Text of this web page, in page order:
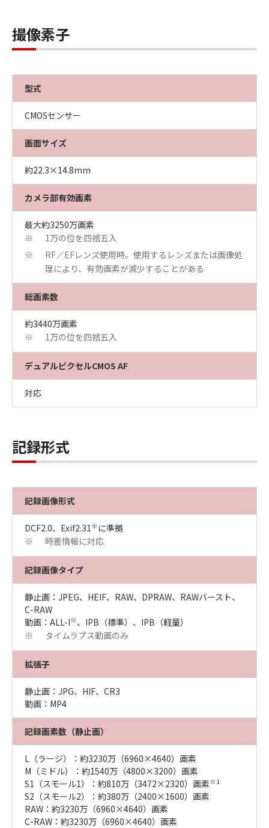
撮像素子
型式
CMOSセンサー
画面サイズ
約22.3×14.8mm
カメラ部有効画素
最大約3250万画素
※ 1万の位を四捨五入
※
RF／EFレンズ使用時。使用するレンズまたは画像処
理により、有効画素が減少することがある
総画素数
約3440万画素
※ 1万の位を四捨五入
デュアルピクセルCMOS AF
対応
記録形式
記録画像形式
DCF2.0、Exif2.31※ に準拠
※ 時差情報に対応
記録画像タイプ
静止画：JPEG、HEIF、RAW、DPRAW、RAWバースト、
C-RAW
動画：ALL-I※ 、IPB（標準）、IPB（軽量）
※ タイムラプス動画のみ
拡張子
静止画：JPG、HIF、CR3
動画：MP4
記録画素数（静止画）
L（ラージ）：約3230万（6960×4640）画素
M（ミドル）：約1540万（4800×3200）画素
S1（スモール1）：約810万（3472×2320）画素※1
S2（スモール2）：約380万（2400×1600）画素
RAW：約3230万（6960×4640）画素
C-RAW：約3230万（6960×4640）画素